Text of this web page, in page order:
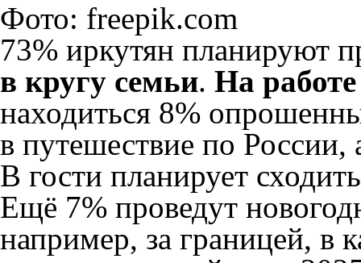
Фото: freepik.com
73% иркутян планируют
в кругу семьи. На работе
находиться 8%
в путешествие по
В гости планирует
Ещё 7% проведут
например, за границей, в